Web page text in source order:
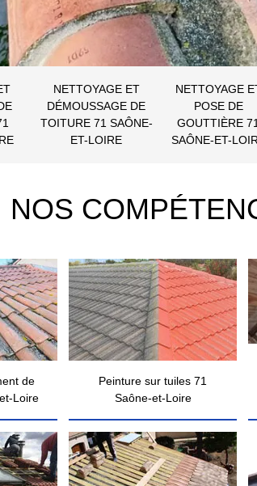
NETTOYAGE ET
DÉMOUSSAGE DE
TOITURE 71 SAÔNE-
ET-LOIRE
NETTOYAGE
POSE DE
GOUTTIÈRE 71
SAÔNE-ET-
NOS
de
Loire
Peinture sur tuiles 71
Saône-et-Loire